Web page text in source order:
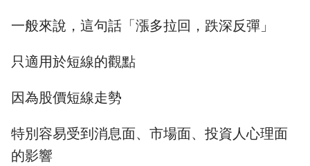
一般來說，這句話「漲多拉回，跌深反彈」
只適用於短線的觀點
因為股價短線走勢
特別容易受到消息面、市場面、投資人心理面
的影響